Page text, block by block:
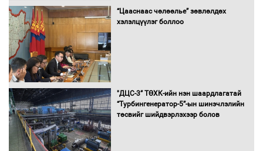
“Цааснаас чөлөөлье” зөвлөлдөх
хэлэлцүүлэг боллоо
"ДЦС-3” ТӨХК-ийн нэн шаардлагатай
“Турбингенератор-5”-ын шинэчлэлийн
төсвийг шийдвэрлэхээр болов